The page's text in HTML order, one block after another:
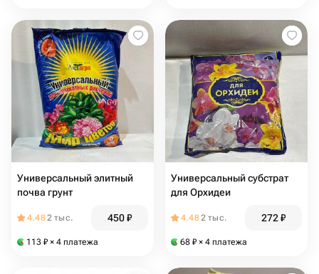
Универсальный элитный
почва грунт
4.482 тыс. 450₽
113 ₽ × 4 платежа
Универсальный субстрат
для Орхидеи
4.482 тыс. 272₽
68 ₽ × 4 платежа